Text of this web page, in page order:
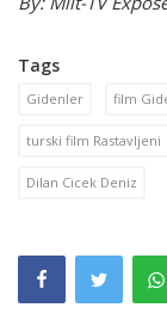
Tags
Gidenler film
turski film Rastavljeni
Dilan Cicek Deniz